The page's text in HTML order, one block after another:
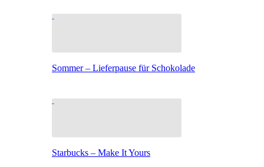
Sommer – Lieferpause für Schokolade
Starbucks – Make It Yours